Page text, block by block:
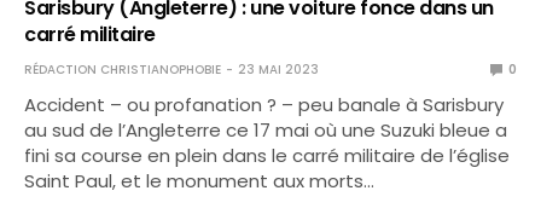
Sarisbury (Angleterre) : une voiture fonce dans un
carré militaire
RÉDACTION CHRISTIANOPHOBIE 23 MAI 2023 0
Accident – ou profanation ? – peu banale à Sarisbury
au sud de l’Angleterre ce 17 mai où une Suzuki bleue a
fini sa course en plein dans le carré militaire de l’église
Saint Paul, et le monument aux morts…